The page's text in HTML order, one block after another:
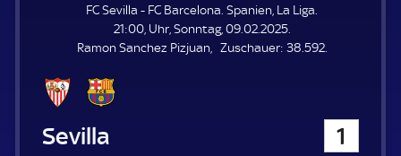
E
L
E
N
FC Sevilla - FC Barcelona. Spanien, La Liga.
21:00, Uhr, Sonntag, 09.02.2025.
Ramon Sanchez Pizjuan
Zuschauer: Z
38.592.
FC Sevilla 1